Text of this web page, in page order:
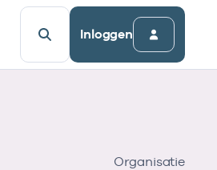
Inloggen
Organisatie